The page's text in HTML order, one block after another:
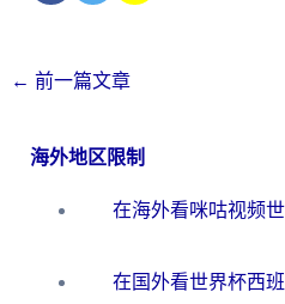
← 前一篇文章
海外地区限制